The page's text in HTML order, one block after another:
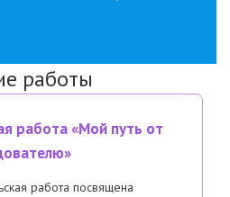
работы
работа «Мой путь от
работа посвящена